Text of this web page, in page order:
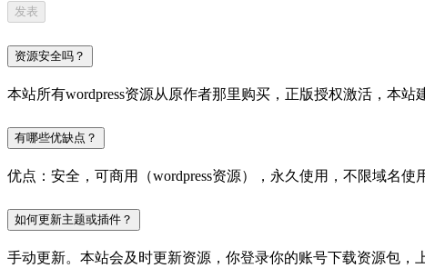
资源安全吗？
本站所有wordpress资源从原作者那里购买，正版授权激活，本
有哪些优缺点？
优点：安全，可商用（wordpress资源），永久使用，不限域名使
如何更新主题或插件？
手动更新。本站会及时更新资源，你登录你的账号下载资源包，